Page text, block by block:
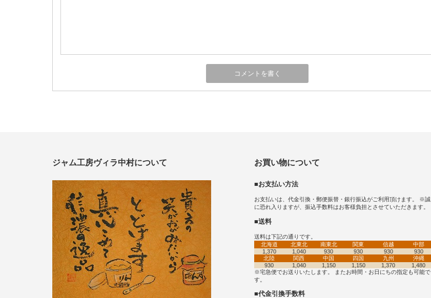
ジャム工房ヴィラ中村について お買い物について
■お支払い方法
お支払いは、代金引換・郵便振替・銀行振込がご利用頂けます。 ※誠
に恐れ入りますが、振込手数料はお客様負担とさせていただきます。
■送料
送料は下記の通りです。
北海道
北東北 南東北 関東 信越
中部
1,370
1,040 930 930 930
930
北陸
関西 中国 四国 九州
沖縄
930
1,040 1,150 1,150 1,370
1,480
※宅急便でお送りいたします。 またお時間・お日にちの指定も可能で
す。
■代金引換手数料